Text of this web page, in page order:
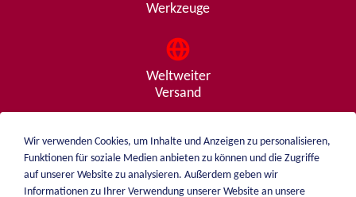
Werkzeuge
Weltweiter
Versand
Beratung
von A - Z
Wir verwenden Cookies, um Inhalte und Anzeigen zu personalisieren,
Funktionen für soziale Medien anbieten zu können und die Zugriffe
auf unserer Website zu analysieren. Außerdem geben wir
Informationen zu Ihrer Verwendung unserer Website an unsere